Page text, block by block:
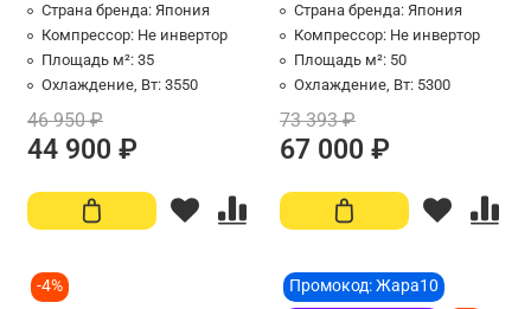
Страна бренда: Япония
Компрессор: Не инвертор
Площадь м²: 35
Охлаждение, Вт: 3550
46 950 ₽
44 900 ₽
Страна бренда: Япония
Компрессор: Не инвертор
Площадь м²: 50
Охлаждение, Вт: 5300
73 393 ₽
67 000 ₽
-4%
Промокод: Жара10